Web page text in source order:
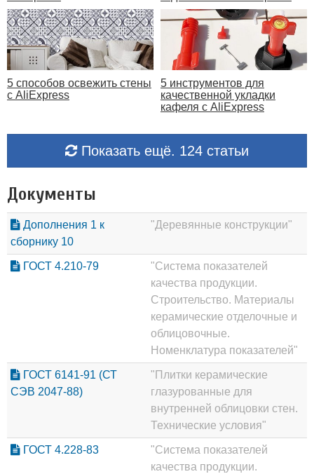
5 способов освежить стены
с AliExpress
5 инструментов для
качественной укладки
кафеля с AliExpress
Показать ещё. 124 статьи
Документы
Дополнения 1 к
сборнику 10
"Деревянные конструкции"
ГОСТ 4.210-79
"Система показателей
качества продукции.
Строительство. Материалы
керамические отделочные и
облицовочные.
Номенклатура показателей"
ГОСТ 6141-91 (СТ
СЭВ 2047-88)
"Плитки керамические
глазурованные для
внутренней облицовки стен.
Технические условия"
ГОСТ 4.228-83
"Система показателей
качества продукции.